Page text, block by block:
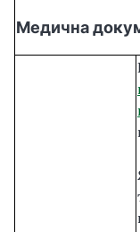
Медична